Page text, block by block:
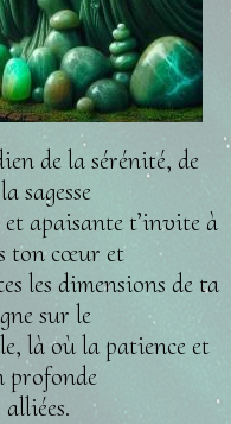
de la sérénité, de
sagesse
apaisante t’invite à
ton cœur et
les dimensions de ta
sur le
là où la patience et
profonde